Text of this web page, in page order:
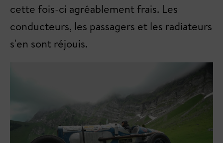
cette fois-ci agréablement frais. Les
conducteurs, les passagers et les radiateurs
s'en sont réjouis.